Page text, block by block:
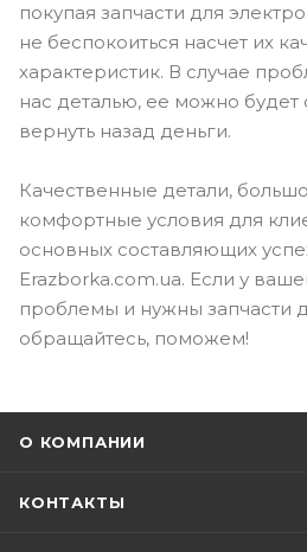
покупая запчасти для
не беспокоиться насчет их
характеристик. В случае
нас деталью, ее можно будет
вернуть назад деньги.
Качественные детали,
комфортные условия для
основных составляющих
Erazborka.com.ua. Если у
проблемы и нужны запчасти
обращайтесь, поможем!
О КОМПАНИИ
КОНТАКТЫ